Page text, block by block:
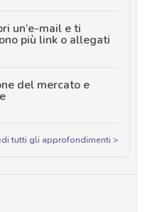
un’e-mail e ti
più link o allegati
del mercato e
tutti gli approfondimenti >